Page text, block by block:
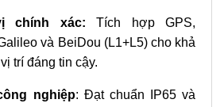
chính xác: Tích hợp GPS,
và BeiDou (L1+L5) cho khả
trí đáng tin cậy.
nghiệp: Đạt chuẩn IP65 và